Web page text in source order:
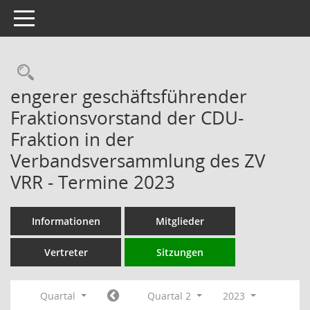
Toggle navigation
Rechercheauswahl
engerer geschäftsführender
Fraktionsvorstand der CDU-
Fraktion in der
Verbandsversammlung des ZV
VRR - Termine 2023
Informationen Mitglieder
Vertreter Sitzungen
Quartal Quartal 2
2023